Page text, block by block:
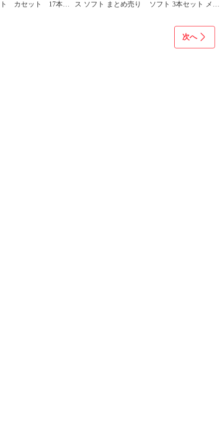
ト カセット 17本セ
ス ソフト まとめ売り
ソフト 3本セット メダ
次へ